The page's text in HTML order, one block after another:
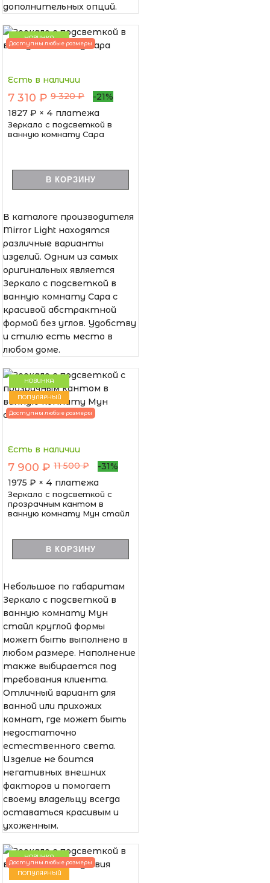
дополнительных опций.
НОВИНКА
Доступны любые размеры
Есть в наличии
7 310 ₽ 9 320 ₽
-21%
1827 ₽ × 4 платежа
Зеркало с подсветкой в
ванную комнату Сара
В КОРЗИНУ
В каталоге производителя
Mirror Light находятся
различные варианты
изделий. Одним из самых
оригинальных является
Зеркало с подсветкой в
ванную комнату Сара с
красивой абстрактной
формой без углов. Удобству
и стилю есть место в
любом доме.
НОВИНКА
ПОПУЛЯРНЫЙ
Доступны любые размеры
Есть в наличии
7 900 ₽ 11 500 ₽
-31%
1975 ₽ × 4 платежа
Зеркало с подсветкой с
прозрачным кантом в
ванную комнату Мун стайл
В КОРЗИНУ
Небольшое по габаритам
Зеркало с подсветкой в
ванную комнату Мун
стайл круглой формы
может быть выполнено в
любом размере. Наполнение
также выбирается под
требования клиента.
Отличный вариант для
ванной или прихожих
комнат, где может быть
недостаточно
естественного света.
Изделие не боится
негативных внешних
факторов и помогает
своему владельцу всегда
оставаться красивым и
ухоженным.
НОВИНКА
ПОПУЛЯРНЫЙ
Доступны любые размеры